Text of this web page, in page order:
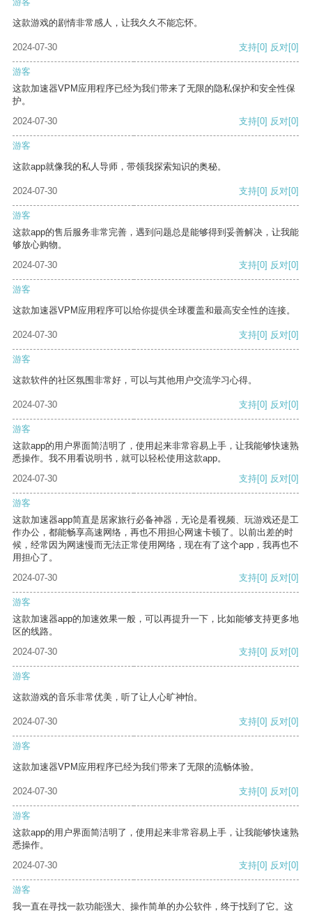
这款游戏的剧情非常感人，让我久久不能忘怀。
2024-07-30 支持[0] 反对[0]
游客
这款加速器VPM应用程序已经为我们带来了无限的隐私保护和安全性保
护。
2024-07-30
支持[0] 反对[0]
游客
这款app就像我的私人导师，带领我探索知识的奥秘。
2024-07-30 支持[0] 反对[0]
游客
这款app的售后服务非常完善，遇到问题总是能够得到妥善解决，让我能
够放心购物。
2024-07-30
支持[0] 反对[0]
游客
这款加速器VPM应用程序可以给你提供全球覆盖和最高安全性的连接。
2024-07-30 支持[0] 反对[0]
游客
这款软件的社区氛围非常好，可以与其他用户交流学习心得。
2024-07-30 支持[0] 反对[0]
游客
这款app的用户界面简洁明了，使用起来非常容易上手，让我能够快速熟
悉操作。我不用看说明书，就可以轻松使用这款app。
2024-07-30
支持[0] 反对[0]
游客
这款加速器app简直是居家旅行必备神器，无论是看视频、玩游戏还是工
作办公，都能畅享高速网络，再也不用担心网速卡顿了。以前出差的时
候，经常因为网速慢而无法正常使用网络，现在有了这个app，我再也不
用担心了。
2024-07-30
支持[0] 反对[0]
游客
这款加速器app的加速效果一般，可以再提升一下，比如能够支持更多地
区的线路。
2024-07-30
支持[0] 反对[0]
游客
这款游戏的音乐非常优美，听了让人心旷神怡。
2024-07-30 支持[0] 反对[0]
游客
这款加速器VPM应用程序已经为我们带来了无限的流畅体验。
2024-07-30 支持[0] 反对[0]
游客
这款app的用户界面简洁明了，使用起来非常容易上手，让我能够快速熟
悉操作。
2024-07-30
支持[0] 反对[0]
游客
我一直在寻找一款功能强大、操作简单的办公软件，终于找到了它。这